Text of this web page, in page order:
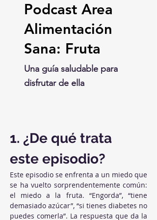
Podcast Area
Alimentación
Sana: Fruta
Una guía saludable para
disfrutar de ella
1. ¿De qué trata
este episodio?
Este episodio se enfrenta a un miedo que
se ha vuelto sorprendentemente común:
el miedo a la fruta. “Engorda”, “tiene
demasiado azúcar”, “si tienes diabetes no
puedes comerla”. La respuesta que da la